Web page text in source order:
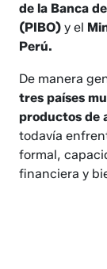
de la Banca
(PIBO)y el
Perú.
De manera
tres países
productos de
todavía
formal,
financiera y